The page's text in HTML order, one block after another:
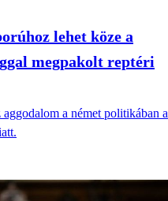
lehet köze a
megpakolt reptéri
a német politikában a